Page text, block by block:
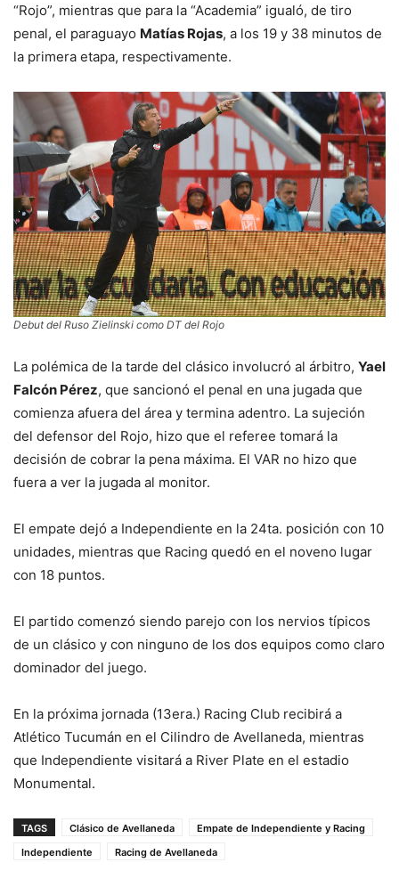
“Rojo”, mientras que para la “Academia” igualó, de tiro
penal, el paraguayo Matías Rojas, a los 19 y 38 minutos de
la primera etapa, respectivamente.
Debut del Ruso Zielinski como DT del Rojo
La polémica de la tarde del clásico involucró al árbitro, Yael
Falcón Pérez, que sancionó el penal en una jugada que
comienza afuera del área y termina adentro. La sujeción
del defensor del Rojo, hizo que el referee tomará la
decisión de cobrar la pena máxima. El VAR no hizo que
fuera a ver la jugada al monitor.
El empate dejó a Independiente en la 24ta. posición con 10
unidades, mientras que Racing quedó en el noveno lugar
con 18 puntos.
El partido comenzó siendo parejo con los nervios típicos
de un clásico y con ninguno de los dos equipos como claro
dominador del juego.
En la próxima jornada (13era.) Racing Club recibirá a
Atlético Tucumán en el Cilindro de Avellaneda, mientras
que Independiente visitará a River Plate en el estadio
Monumental.
TAGS Clásico de Avellaneda
Empate de Independiente y Racing
Independiente
Racing de Avellaneda